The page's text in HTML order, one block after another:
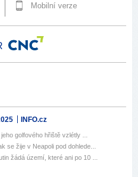
Mobilní verze
INFO.cz
golfového hřiště vzlétly ...
se žije v Neapoli pod dohlede...
žádá území, které ani po 10 ...